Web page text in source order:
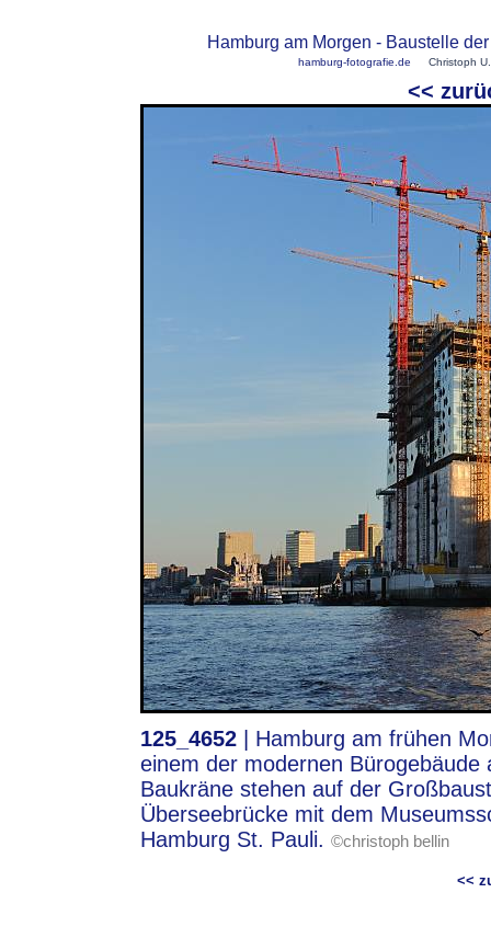
Hamburg am Morgen - Baustelle
hamburg-fotografie.de Christoph
<<
125_4652
Hamburg am frühen
einem der modernen
Baukräne stehen auf der
Überseebrücke mit dem
Hamburg St. Pauli. ©christoph bellin
<<